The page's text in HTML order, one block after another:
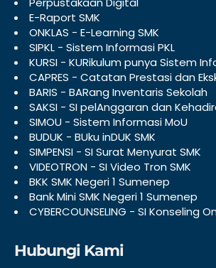
E-Raport SMK
ONKLAS - E-Learning SMK
SIPKL - Sistem Informasi PKL
KURSI - KURikulum punya Sistem
CAPRES - Catatan Prestasi dan
BARIS - BARang Inventaris Sekolah
SAKSI - SI pelAnggaran dan
SIMOU - Sistem Informasi MoU
BUDUK - BUku inDUK SMK
SIMPENSI - SI Surat Menyurat SMK
VIDEOTRON - SI Video Tron SMK
BKK SMK Negeri 1 Sumenep
Bank Mini SMK Negeri 1 Sumenep
CYBERCOUNSELING - SI Konseling
Hubungi Kami